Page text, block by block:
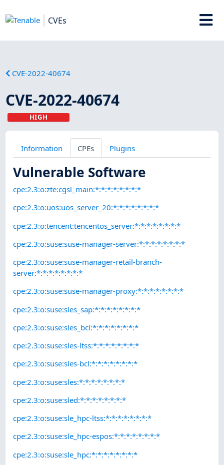
CVEs
CVE-2022-40674
CVE-2022-40674
HIGH
Information CPEs Plugins
Vulnerable Software
cpe:2.3:o:zte:cgsl_main:*:*:*:*:*:*:*:*
cpe:2.3:o:uos:uos_server_20:*:*:*:*:*:*:*:*
cpe:2.3:o:tencent:tencentos_server:*:*:*:*:*:*:*:*
cpe:2.3:o:suse:suse-manager-server:*:*:*:*:*:*:*:*
cpe:2.3:o:suse:suse-manager-retail-branch-
server:*:*:*:*:*:*:*:*
cpe:2.3:o:suse:suse-manager-proxy:*:*:*:*:*:*:*:*
cpe:2.3:o:suse:sles_sap:*:*:*:*:*:*:*:*
cpe:2.3:o:suse:sles_bcl:*:*:*:*:*:*:*:*
cpe:2.3:o:suse:sles-ltss:*:*:*:*:*:*:*:*
cpe:2.3:o:suse:sles-bcl:*:*:*:*:*:*:*:*
cpe:2.3:o:suse:sles:*:*:*:*:*:*:*:*
cpe:2.3:o:suse:sled:*:*:*:*:*:*:*:*
cpe:2.3:o:suse:sle_hpc-ltss:*:*:*:*:*:*:*:*
cpe:2.3:o:suse:sle_hpc-espos:*:*:*:*:*:*:*:*
cpe:2.3:o:suse:sle_hpc:*:*:*:*:*:*:*:*